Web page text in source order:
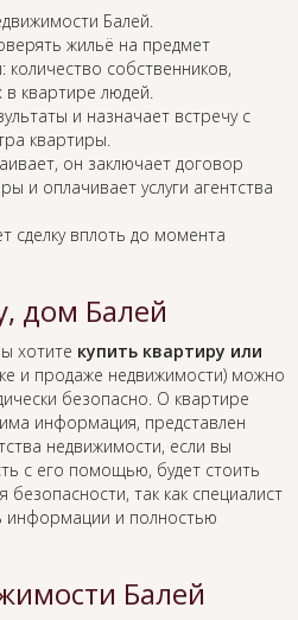
Балей.
жильё на предмет
собственников,
квартире людей.
и назначает встречу с
квартиры.
он заключает договор
и оплачивает услуги агентства
сделку вплоть до момента
дом Балей
хотите купить квартиру или
и продаже недвижимости) можно
безопасно. О квартире
информация, представлен
недвижимости, если вы
с его помощью, будет стоить
безопасности, так как специалист
информации и полностью
Балей